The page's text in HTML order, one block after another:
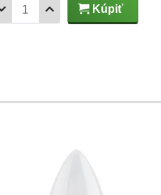
Kúpiť